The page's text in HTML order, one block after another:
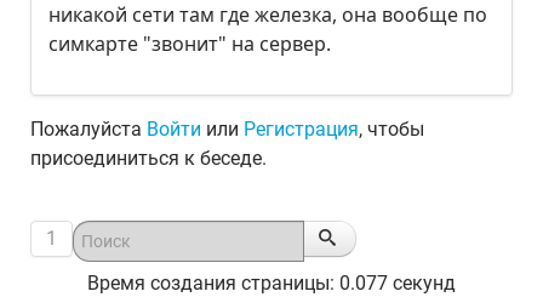
никакой сети там где железка, она вообще по
симкарте "звонит" на сервер.
Пожалуйста Войти или Регистрация, чтобы
присоединиться к беседе.
1
Время создания страницы: 0.077 секунд